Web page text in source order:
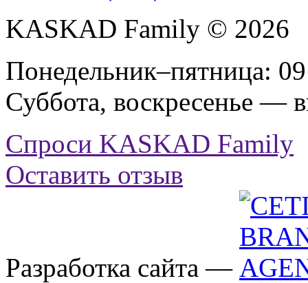
KASKAD Family © 2026
Понедельник–пятница:
Суббота, воскресенье —
Спроси KASKAD Family
Оставить отзыв
Разработка сайта —